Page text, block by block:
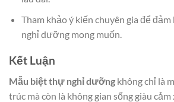
Tham khảo ý kiến chuyên gia để
nghỉ dưỡng mong muốn.
Kết Luận
Mẫu biệt thự nghỉ dưỡng không chỉ là
trúc mà còn là không gian sống giàu